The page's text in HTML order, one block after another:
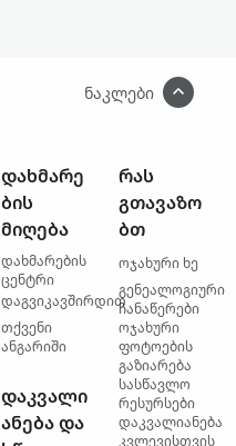
ნაკლები
დახმარე
ბის
მიღება
დახმარების
ცენტრი
დაგვიკავშირდით
თქვენი
ანგარიში
დაკვალი
ანება და
რას
გთავაზო
ბთ
ოჯახური ხე
გენეალოგიური
ჩანაწერები
ოჯახური
ფოტოების
გაზიარება
სასწავლო
რესურსები
დაკვალიანება
კვლევისთვის